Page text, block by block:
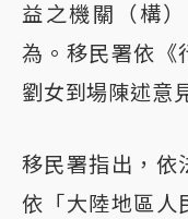
益之機關（構
為。移民署依《
劉女到場陳述意
移民署指出，依
依「大陸地區人